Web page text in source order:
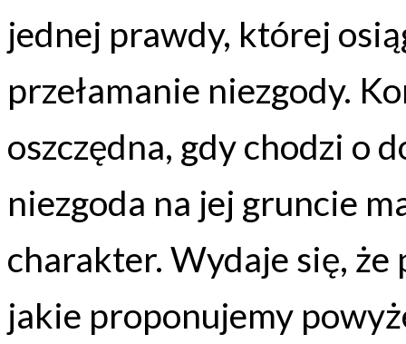
jednej prawdy, której
przełamanie niezgody.
oszczędna, gdy chodzi o
niezgoda na jej gruncie
charakter. Wydaje się,
jakie proponujemy